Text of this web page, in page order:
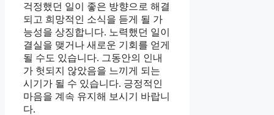
걱정했던 일이 좋은 방향으로 해결
되고 희망적인 소식을 듣게 될 가
능성을 상징합니다. 노력했던 일이
결실을 맺거나 새로운 기회를 얻게
될 수도 있습니다. 그동안의 인내
가 헛되지 않았음을 느끼게 되는
시기가 될 수 있습니다. 긍정적인
마음을 계속 유지해 보시기 바랍니
다.